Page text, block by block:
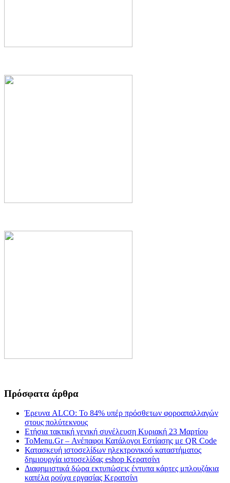
Πρόσφατα άρθρα
Έρευνα ALCO: Το 84% υπέρ πρόσθετων φοροαπαλλαγών
στους πολύτεκνους
Ετήσια τακτική γενική συνέλευση Κυριακή 23 Μαρτίου
ToMenu.Gr – Ανέπαφοι Κατάλογοι Εστίασης με QR Code
Κατασκευή ιστοσελίδων ηλεκτρονικού καταστήματος
δημιουργία ιστοσελίδας eshop Κερατσίνι
Διαφημιστικά δώρα εκτυπώσεις έντυπα κάρτες μπλουζάκια
καπέλα ρούχα εργασίας Κερατσίνι